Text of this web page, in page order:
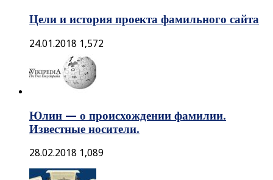
Цели и история проекта фамильного сайта
24.01.2018 1,572
Юлин — о происхождении фамилии.
Известные носители.
28.02.2018 1,089